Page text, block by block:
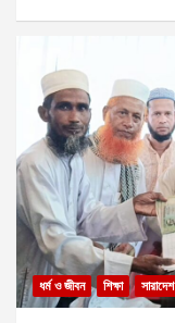
ধর্ম ও জীবন শিক্ষা সারাদেশ